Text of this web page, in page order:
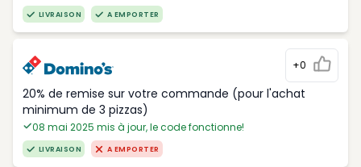
LIVRAISON A EMPORTER
+0
20% de remise sur votre commande (pour l'achat
minimum de 3 pizzas)
08 mai 2025 mis à jour, le code fonctionne!
LIVRAISON A EMPORTER